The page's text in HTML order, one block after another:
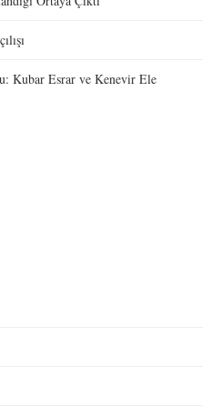
Kubar Esrar ve Kenevir Ele